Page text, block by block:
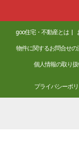
goo住宅・不動産とは
物件に関するお問合せの
個人情報の取り
プライバシーポ